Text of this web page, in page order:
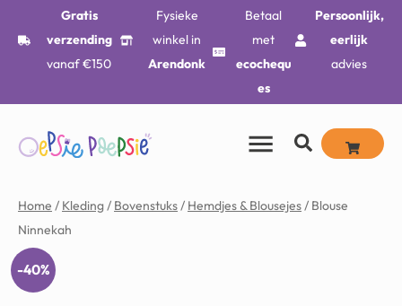
Gratis
verzending
vanaf €150
Fysieke
winkel in
Arendonk
Betaal
met
ecochequ
es
Persoonlijk,
eerlijk
advies
Home / Kleding/ Bovenstuks/ Hemdjes & Blousejes/ Blouse
Ninnekah
-40%